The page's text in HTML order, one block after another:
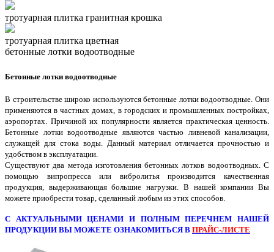
тротуарная плитка гранитная крошка
тротуарная плитка цветная
бетонные лотки водоотводные
Бетонные лотки водоотводные
В строительстве широко используются бетонные лотки водоотводные. Они
применяются в частных домах, в городских и промышленных постройках,
аэропортах. Причиной их популярности является практическая ценность.
Бетонные лотки водоотводные являются частью ливневой канализации,
служащей для стока воды. Данный материал отличается прочностью и
удобством в эксплуатации.
Существуют два метода изготовления бетонных лотков водоотводных. С
помощью випропресса или вибролитья производится качественная
продукция, выдерживающая большие нагрузки. В нашей компании Вы
можете приобрести товар, сделанный любым из этих способов.
С АКТУАЛЬНЫМИ ЦЕНАМИ И ПОЛНЫМ ПЕРЕЧНЕМ НАШЕЙ
ПРОДУКЦИИ ВЫ МОЖЕТЕ ОЗНАКОМИТЬСЯ В ПРАЙС-ЛИСТЕ